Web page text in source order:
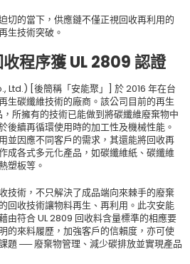
切的當下，供應鏈不僅正視回收再利用的
生技術突破。
程序獲 UL 2809 認證
Ltd.) [後簡稱「安能聚」] 於 2016 年在台
生碳纖維技術的廠商。該公司目前的再生
所擁有的技術已能做到將碳纖維廢棄物中
後續再循環使用時的加工性及機械性能。
並因應不同客戶的需求，其還能將回收再
成各式多元化產品，如碳纖維紙、碳纖維
塑板等。
技術，不只解決了成品端向來棘手的廢棄
回收技術讓物料再生、再利用。此次安能
由符合 UL 2809 回收料含量標準的相應要
的來料履歷，加強客戶的信賴度，亦可使
題 ── 廢棄物管理、減少碳排放並實現產品